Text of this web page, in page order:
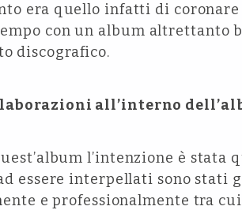
era quello infatti di
con un album altrettanto
discografico.
all’interno
l’intenzione è
essere interpellati sono stati
e professionalmente tra